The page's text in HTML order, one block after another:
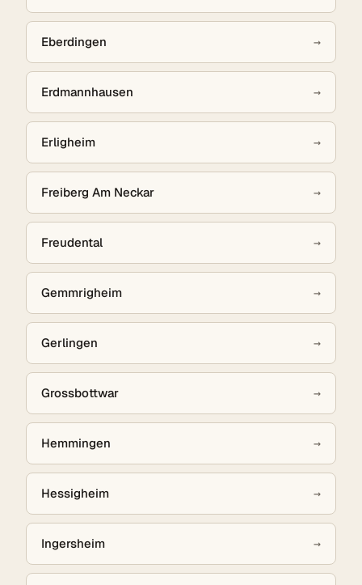
Eberdingen →
Erdmannhausen →
Erligheim →
Freiberg Am Neckar →
Freudental →
Gemmrigheim →
Gerlingen →
Grossbottwar →
Hemmingen →
Hessigheim →
Ingersheim →